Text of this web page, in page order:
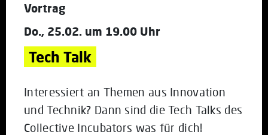
Vortrag
Do., 25.02. um 19.00 Uhr
Tech Talk
Interessiert an Themen aus Innovation
und Technik? Dann sind die Tech Talks des
Collective Incubators was für dich!